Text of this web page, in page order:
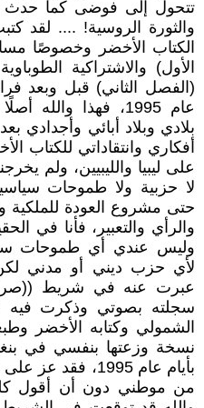
تتحول إلى فوضى كما حدث
والثورة الروسية! .... لقد
الكتاب الأخضر وخصوصًا
الأول) والاشتراكية
(الفصل الثاني) قبل وبعد
عام 1995، فهذا
بلادي وبلاد أبائي وأجدادي
أفكاري وانتقاداتي للكتاب
على ليبيا والليبيين، ولم
لا حزبية ولا طموحات
حتى مشروع العودة للملكية
والرأي والتعبير، فأنا في
وليس عندي أي طموحات
لأي حزب ديني أو مدني
عبرت عنه في شريط
سجلته بصوتي وذكرت فيه
نسخة وزعتها بنفسي في
بأيام عام 1995،
من موطني دون أن أقول